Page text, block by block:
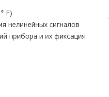
F)
нелинейных сигналов
прибора и их фиксация